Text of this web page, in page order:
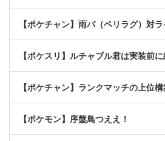
【ポケチャン】雨パ（ペリラグ）対
【ポケスリ】ルチャブル君は実装前
【ポケチャン】ランクマッチの上位
【ポケモン】序盤鳥つええ！